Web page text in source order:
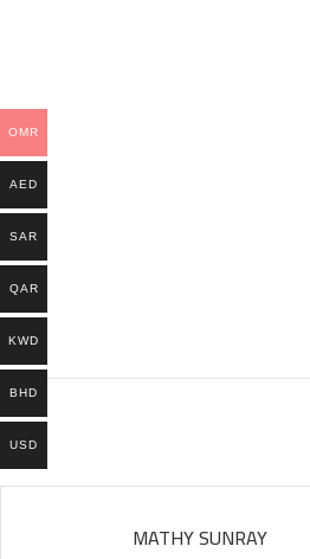
MATHY SUNRAY
OMR
AED
SAR
QAR
KWD
BHD
USD